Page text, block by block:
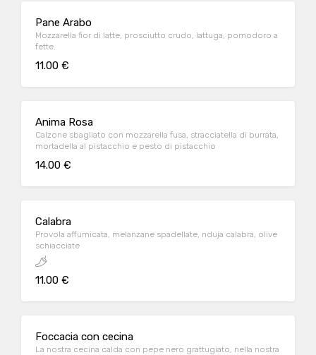
Pane Arabo
Mozzarella fior di latte, prosciutto crudo, lattuga, pomodoro a
fette.
11.00 €
Anima Rosa
Calzone sbagliato con mozzarella fusa, stracciatella di burrata,
mortadella al pistacchio e pesto di pistacchio
14.00 €
Calabra
Provola affumicata, melanzane spadellate, nduja calabra, olive
schiacciate
11.00 €
Foccacia con cecina
La nostra cecina calda con pepe nero grattugiato, nella nostra